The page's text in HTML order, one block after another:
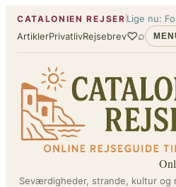
Spring
indhold
CATALONIEN REJSER Lige nu:
ArtiklerPrivatlivRejsebrev♡⌕
Seværdigheder, strande, kultur og